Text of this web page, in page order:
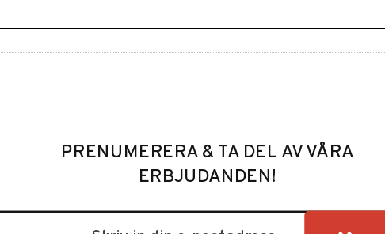
PRENUMERERA & TA DEL AV VÅRA
ERBJUDANDEN!